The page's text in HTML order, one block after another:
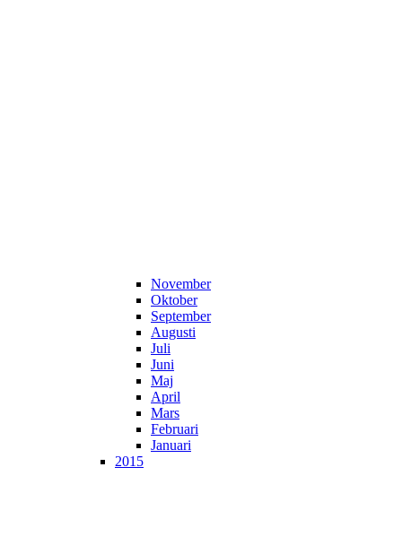
November
Oktober
September
Augusti
Juli
Juni
Maj
April
Mars
Februari
Januari
2015